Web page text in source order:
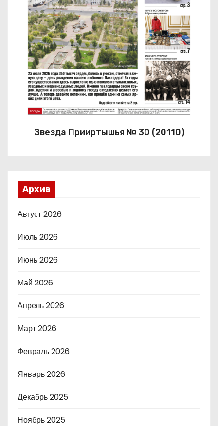
Звезда Прииртышья № 30 (20110)
Архив
Август 2026
Июль 2026
Июнь 2026
Май 2026
Апрель 2026
Март 2026
Февраль 2026
Январь 2026
Декабрь 2025
Ноябрь 2025